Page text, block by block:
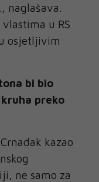
naglašava.
u RS
osjetljivim
bi bio
preko
kazao
ne samo za